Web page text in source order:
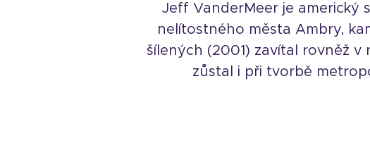
Jeff VanderMeer je americký
nelítostného města Ambry,
šílených (2001) zavítal rovněž
zůstal i při tvorbě